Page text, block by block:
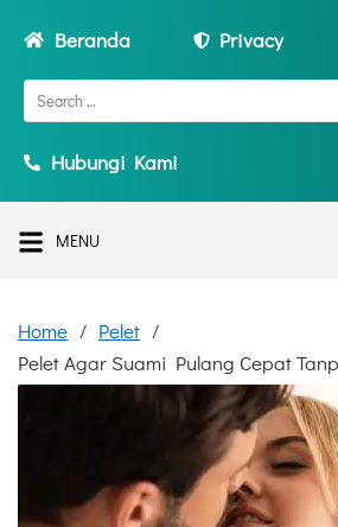
Beranda Privacy
Hubungi Kami
MENU
Home
Pelet
Pelet Agar Suami Pulang Cepat